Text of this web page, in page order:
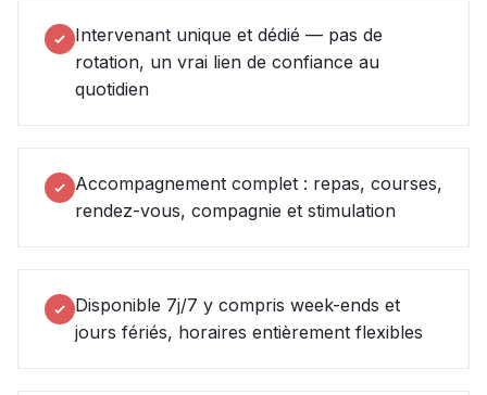
Intervenant unique et dédié — pas de
rotation, un vrai lien de confiance au
quotidien
Accompagnement complet : repas, courses,
rendez-vous, compagnie et stimulation
Disponible 7j/7 y compris week-ends et
jours fériés, horaires entièrement flexibles